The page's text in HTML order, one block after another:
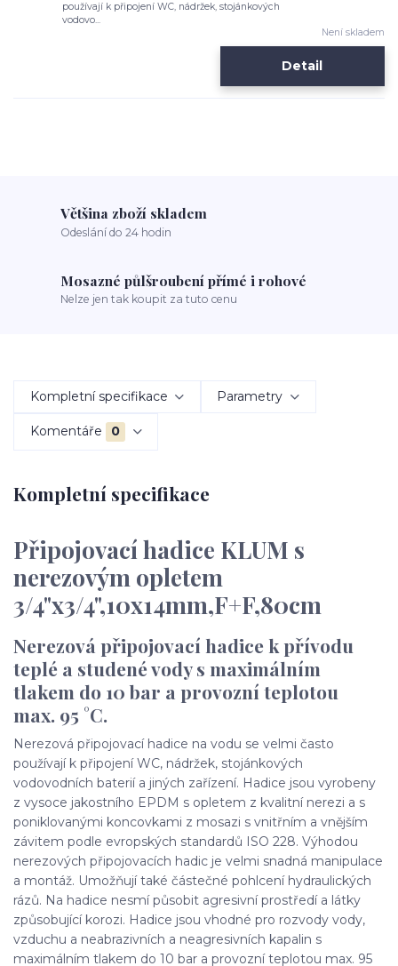
používají k připojení WC, nádržek, stojánkových
vodovo...
Není skladem
Detail
Většina zboží skladem
Odeslání do 24 hodin
Mosazné půlšroubení přímé i rohové
Nelze jen tak koupit za tuto cenu
Kompletní specifikace Parametry
Komentáře 0
Kompletní specifikace
Připojovací hadice KLUM s
nerezovým opletem
3/4"x3/4",10x14mm,F+F,80cm
Nerezová připojovací hadice k přívodu
teplé a studené vody s maximálním
tlakem do 10 bar a provozní teplotou
max. 95 °C.
Nerezová připojovací hadice na vodu se velmi často
používají k připojení WC, nádržek, stojánkových
vodovodních baterií a jiných zařízení. Hadice jsou vyrobeny
z vysoce jakostního EPDM s opletem z kvalitní nerezi a s
poniklovanými koncovkami z mosazi s vnitřním a vnějším
závitem podle evropských standardů ISO 228. Výhodou
nerezových připojovacích hadic je velmi snadná manipulace
a montáž. Umožňují také částečné pohlcení hydraulických
rázů. Na hadice nesmí působit agresivní prostředí a látky
způsobující korozi. Hadice jsou vhodné pro rozvody vody,
vzduchu a neabrazivních a neagresivních kapalin s
maximálním tlakem do 10 bar a provozní teplotou max. 95